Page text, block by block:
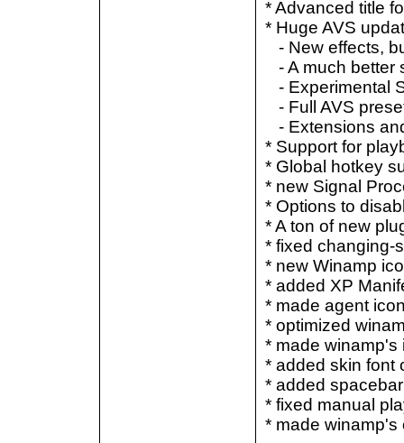
* Advanced title
* Huge AVS
- New effects,
- A much better
- Experimental
- Full AVS
- Extensions
* Support for
* Global hotkey
* new Signal
* Options to
* A ton of new
* fixed changing-
* new Winamp
* added XP
* made agent
* optimized
* made winamp's
* added skin font
* added
* fixed manual
* made